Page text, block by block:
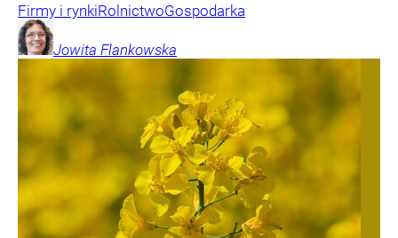
Firmy i rynkiRolnictwoGospodarka
Jowita Flankowska